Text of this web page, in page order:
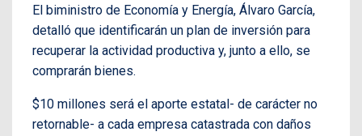
El biministro de Economía y Energía, Álvaro García,
detalló que identificarán un plan de inversión para
recuperar la actividad productiva y, junto a ello, se
comprarán bienes.
$10 millones será el aporte estatal- de carácter no
retornable- a cada empresa catastrada con daños